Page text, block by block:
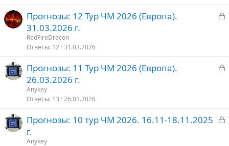
тЗ
т
Прогнозы: 12 Тур ЧМ 2026 (Европа).
31.03.2026 г.
RedFireDracon
Ответы 12 31.03.2026
З
т
Прогнозы: 11 Тур ЧМ 2026 (Европа).
26.03.2026 г.
Anykey
Ответы 13 26.03.2026
З
Прогнозы: 10 тур ЧМ 2026. 16.11-18.11.2025
г.
Anykey